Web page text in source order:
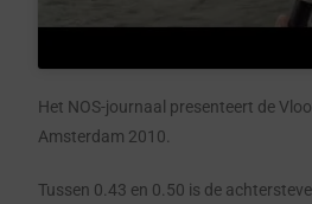
Het NOS-journaal presenteert de
Amsterdam 2010.
Tussen 0.43 en 0.50 is de